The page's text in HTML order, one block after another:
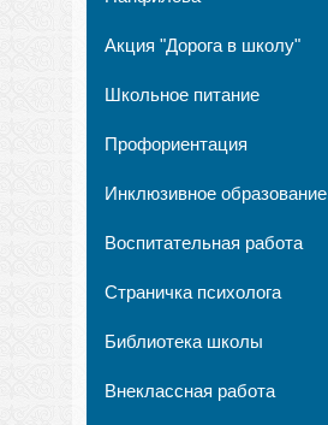
Акция "Дорога в школу"
Школьное питание
Профориентация
Инклюзивное образование
Воспитательная работа
Страничка психолога
Библиотека школы
Внеклассная работа